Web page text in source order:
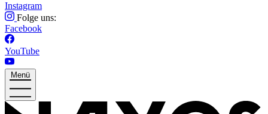
Instagram
Folge uns:
Facebook
YouTube
Menü